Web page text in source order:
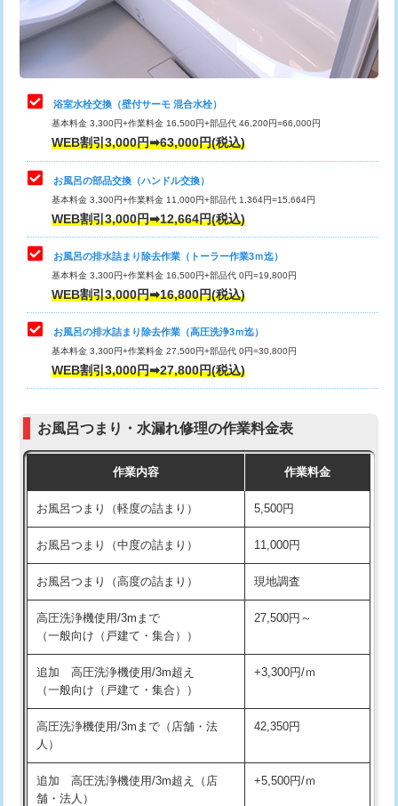
止水・漏水調査・防水処理・清掃・修
理・調整・分解・加工など（軽作業）
止水・漏水調査・防水処理・清掃・修
理・調整・分解・加工など（中作業）
22,000円
止水・漏水調査・防水処理・清掃・修
理・調整・分解・加工など（重作業）
33,000円
トイレタンク脱着
トイレ便器脱着
タンクレストイレ脱着 33,000円
小便器トイレ脱着
その他部品の脱着 8,800円～
交換・取付（タンク）
交換・取付（普通便座） 11,000円+材料費
交換・取付（温水洗浄便座） 16,500円+材料費
交換・取付(単水栓（壁付・デッキ
式）)
13,200円+材料費
交換・取付(混合水栓（壁付・デッキ
式・ワンホール）)
16,500円+材料費
交換・取付(排水栓・排水トラップ
（P/S/ポップアップ））
22,000円+材料費
交換・取付（その他部品） 11,000円+材料費
持込商品取付（単水栓） 13,200円
持込商品取付（混合水栓）
持込商品取付（浄水器・分岐水栓） 16,500円
浴室水栓交換（壁付サーモ 混合水栓）
基本料金 3,300円+作業料金 16,500円+部品代 46,200円=66,000円
WEB割引3,000円➡63,000円(税込)
お風呂の部品交換（ハンドル交換）
基本料金 3,300円+作業料金 11,000円+部品代 1,364円=15,664円
WEB割引3,000円➡12,664円(税込)
お風呂の排水詰まり除去作業（トーラー作業3ｍ迄）
基本料金 3,300円+作業料金 16,500円+部品代 0円=19,800円
WEB割引3,000円➡16,800円(税込)
お風呂の排水詰まり除去作業（高圧洗浄3ｍ迄）
基本料金 3,300円+作業料金 27,500円+部品代 0円=30,800円
WEB割引3,000円➡27,800円(税込)
お風呂つまり・水漏れ修理の作業料金表
作業内容 作業料金
お風呂つまり（軽度の詰まり） 5,500円
お風呂つまり（中度の詰まり） 11,000円
お風呂つまり（高度の詰まり） 現地調査
高圧洗浄機使用/3mまで
（一般向け（戸建て・集合））
27,500円～
追加 高圧洗浄機使用/3m超え
（一般向け（戸建て・集合））
+3,300円/ｍ
高圧洗浄機使用/3mまで（店舗・法
人）
42,350円
追加 高圧洗浄機使用/3m超え（店
舗・法人）
+5,500円/ｍ